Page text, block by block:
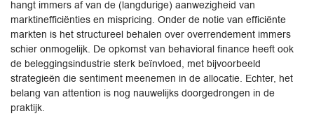
hangt immers af van de (langdurige) aanwezigheid van
marktinefficiënties en mispricing. Onder de notie van efficiënte
markten is het structureel behalen over overrendement immers
schier onmogelijk. De opkomst van behavioral finance heeft ook
de beleggingsindustrie sterk beïnvloed, met bijvoorbeeld
strategieën die sentiment meenemen in de allocatie. Echter, het
belang van attention is nog nauwelijks doorgedrongen in de
praktijk.